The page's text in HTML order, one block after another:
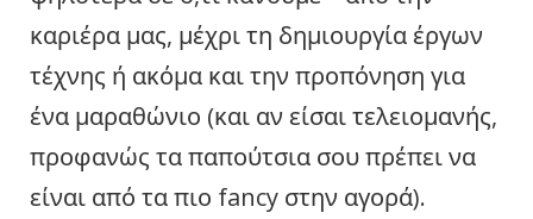
καριέρα μας, μέχρι τη δημιουργία έργων
τέχνης ή ακόμα και την προπόνηση για
ένα μαραθώνιο (και αν είσαι τελειομανής,
προφανώς τα παπούτσια σου πρέπει να
είναι από τα πιο fancy στην αγορά).